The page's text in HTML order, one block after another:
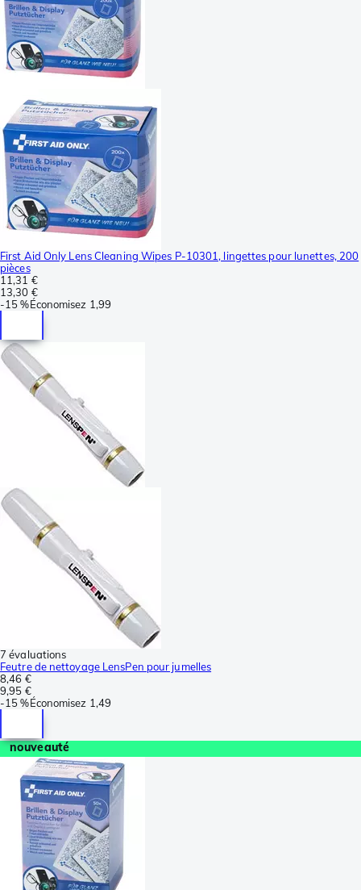
First Aid Only Lens Cleaning Wipes P-10301, lingettes pour lunettes, 200
pièces
11,31 €
13,30 €
-15 %Économisez 1,99
7 évaluations
Feutre de nettoyage LensPen pour jumelles
8,46 €
9,95 €
-15 %Économisez 1,49
nouveauté